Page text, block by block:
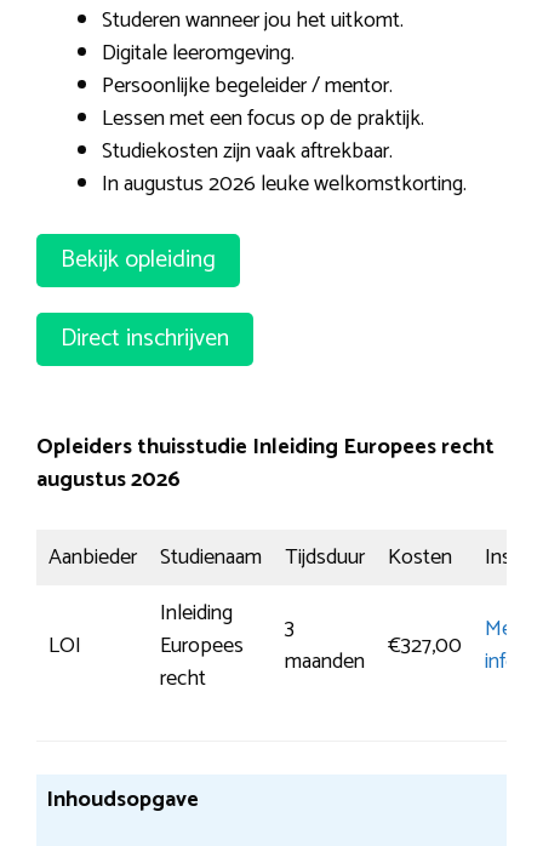
Studeren wanneer jou het uitkomt.
Digitale leeromgeving.
Persoonlijke begeleider / mentor.
Lessen met een focus op de praktijk.
Studiekosten zijn vaak aftrekbaar.
In augustus 2026 leuke welkomstkorting.
Bekijk opleiding
Direct inschrijven
Opleiders thuisstudie Inleiding Europees recht
augustus 2026
Aanbieder Studienaam Tijdsduur Kosten
LOI
Inleiding
Europees
recht
3
maanden
€327,00
Meer
Inhoudsopgave